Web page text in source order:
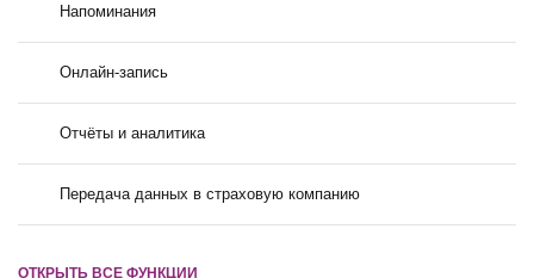
Напоминания
Онлайн-запись
Отчёты и аналитика
Передача данных в страховую компанию
ОТКРЫТЬ ВСЕ ФУНКЦИИ